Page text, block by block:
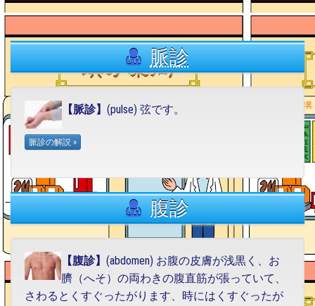
脈診
【脈診】 (pulse) 弦です。
腹診
【腹診】 (abdomen) お腹の皮膚が浅黒く、お
臍（へそ）の両わきの腹直筋が張っていて、
さわるとくすぐったがります、時にはくすぐったが